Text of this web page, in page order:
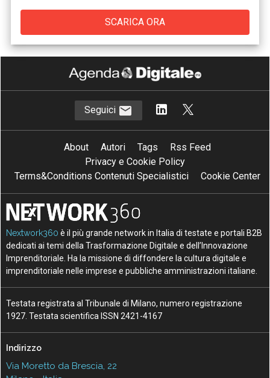
Seguici
About Autori Tags
Rss Feed
Privacy e Cookie Policy
Terms&Conditions Contenuti Specialistici
Cookie Center
Nextwork360 è il più grande network in Italia di testate e portali B2B
dedicati ai temi della Trasformazione Digitale e dell’Innovazione
Imprenditoriale. Ha la missione di diffondere la cultura digitale e
imprenditoriale nelle imprese e pubbliche amministrazioni italiane.
Testata registrata al Tribunale di Milano, numero registrazione
1927. Testata scientifica ISSN 2421-4167
Indirizzo
Via Moretto da Brescia, 22